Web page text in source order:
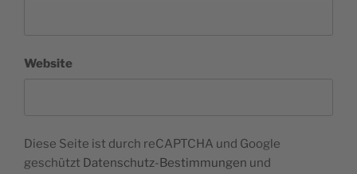
Website
Diese Seite ist durch reCAPTCHA und Google
geschützt Datenschutz-Bestimmungen und